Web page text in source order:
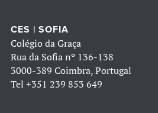
CES | SOFIA
Colégio da Graça
Rua da Sofia nº 136-138
3000-389 Coimbra, Portugal
Tel +351 239 853 649